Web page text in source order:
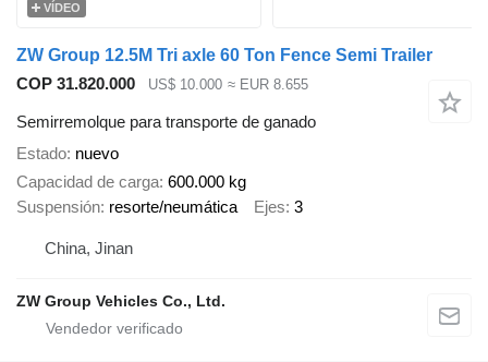
VÍDEO
ZW Group 12.5M Tri axle 60 Ton Fence Semi Trailer
COP 31.820.000
US$ 10.000 ≈ EUR 8.655
Semirremolque para transporte de ganado
Estado nuevo
Capacidad de carga 600.000 kg
Suspensión resorte/neumática Ejes 3
China, Jinan
ZW Group Vehicles Co., Ltd.